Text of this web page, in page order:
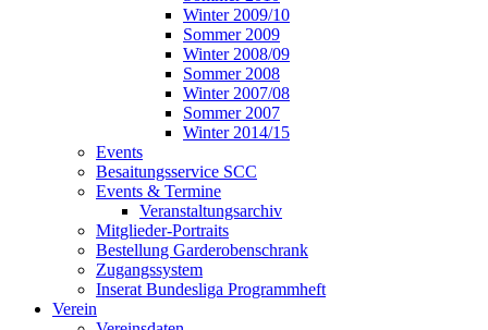
Winter 2009/10
Sommer 2009
Winter 2008/09
Sommer 2008
Winter 2007/08
Sommer 2007
Winter 2014/15
Events
Besaitungsservice SCC
Events & Termine
Veranstaltungsarchiv
Mitglieder-Portraits
Bestellung Garderobenschrank
Zugangssystem
Inserat Bundesliga Programmheft
Verein